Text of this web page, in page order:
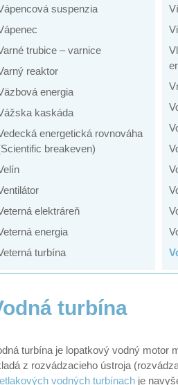
suspenzia
trubice – varnice
reaktor
energia
kaskáda
energetická rovnováha
breakeven)
elektráreň
energia
turbína
turbína
turbína je lopatkový vodný motor
z rozvádzacieho ústroja
vodných turbínach je